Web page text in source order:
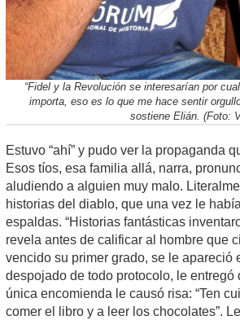
“Fidel y la Revolución se interesarían por
importa, eso es lo que me hace sentir
sostiene Elián. (Foto:
Estuvo “ahí” y pudo ver la propaganda
Esos tíos, esa familia allá, narra,
aludiendo a alguien muy malo.
historias del diablo, que una vez le
espaldas. “Historias fantásticas
revela antes de calificar al hombre que
vencido su primer grado, se le apareció
despojado de todo protocolo, le entregó
única encomienda le causó risa: “Ten
comer el libro y a leer los chocolates”.